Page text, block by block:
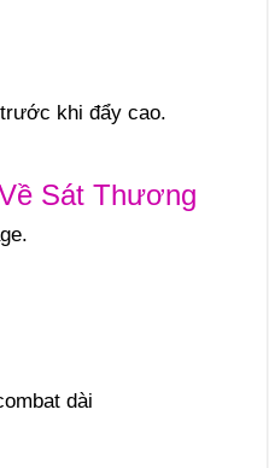
khi đẩy cao.
Sát Thương
dài